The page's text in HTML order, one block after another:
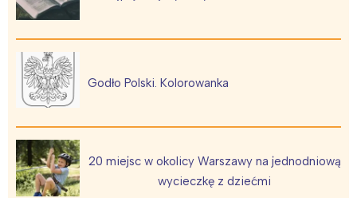
Godło Polski. Kolorowanka
20 miejsc w okolicy Warszawy na jednodniową
wycieczkę z dziećmi
Warszawa
Łódź
Trójmiasto
Poznań
Wrocław
Kraków
Północ
Wszystkie